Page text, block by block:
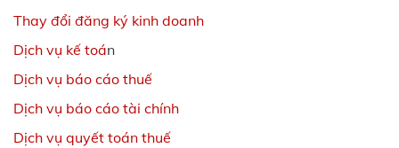
Thay đổi đăng ký kinh doanh
Dịch vụ kế toán
Dịch vụ báo cáo thuế
Dịch vụ báo cáo tài chính
Dịch vụ quyết toán thuế